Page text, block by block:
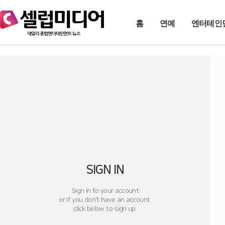
홈 연예 엔터테인
SIGN IN
Sign in to your account
or if you don't have an account.
click below to sign up.